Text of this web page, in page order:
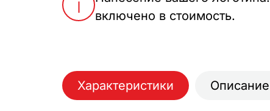
включено в стоимость.
Характеристики Описание